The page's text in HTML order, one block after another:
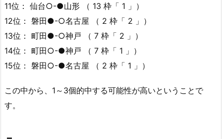
11位： 仙台○-●山形 （ 13 枠「 1 」）
12位： 磐田●-○名古屋 （ 2 枠「 2 」）
13位： 町田●-○神戸 （ 7 枠「 2 」）
14位： 町田○-●神戸 （ 7 枠「 1 」）
15位： 磐田○-●名古屋 （ 2 枠「 1 」）
この中から、1～3個的中する可能性が高いということで
す。